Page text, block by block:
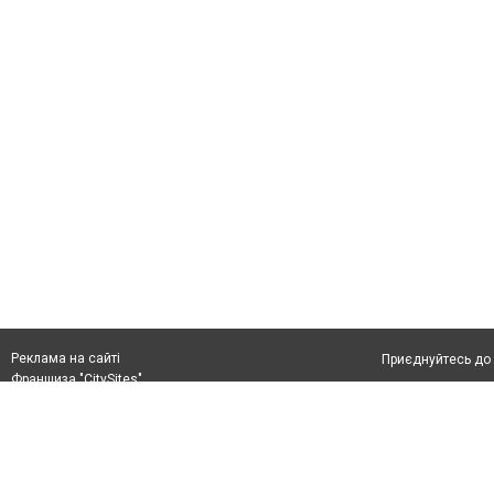
Реклама на сайті
Франшиза "CitySites"
Приєднуйтесь до